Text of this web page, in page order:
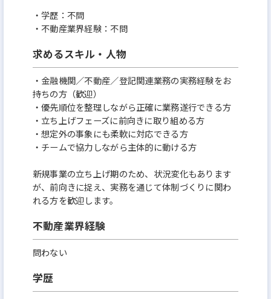
財を採用します。
4．育成・配置・機会の提供
当社は、高い倫理観を持ち、社会情勢の変化や様々
な価値観に対応し、当社の目指す姿を共有した上
で、担当する業務について、高い専門性をもって自律
的に取り組み、協調し、チャレンジすることで、期
待された成果を出せる人財を育成します。
そのために、個々の能力が最大限に発揮できるよ
う、従業員のキャリア志向、経験、適性等により適
切な人財配置を行います。
を持って業務に従事できる人財に対しては、更に挑
戦できる機会を提供していきます。
5．人事評価・処遇
・学歴：不問
・不動産業界経験：不問
求めるスキル・人物
・金融機関／不動産／登記関連業務の実務経験をお
持ちの方（歓迎）
・優先順位を整理しながら正確に業務遂行できる方
・立ち上げフェーズに前向きに取り組める方
・想定外の事象にも柔軟に対応できる方
・チームで協力しながら主体的に動ける方
新規事業の立ち上げ期のため、状況変化もあります
が、前向きに捉え、実務を通じて体制づくりに関わ
れる方を歓迎します。
不動産業界経験
問わない
学歴